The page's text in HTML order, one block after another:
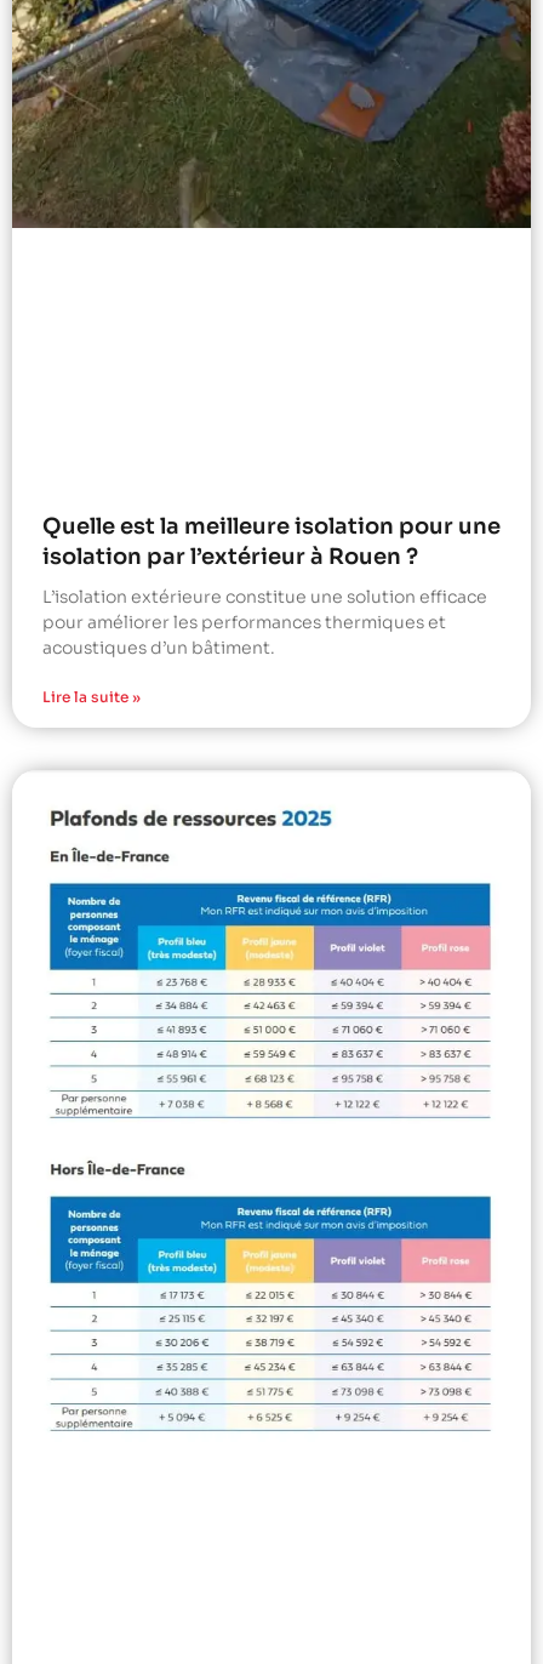
Quelle est la meilleure isolation pour une
isolation par l’extérieur à Rouen ?
L’isolation extérieure constitue une solution efficace
pour améliorer les performances thermiques et
acoustiques d’un bâtiment.
Lire la suite »